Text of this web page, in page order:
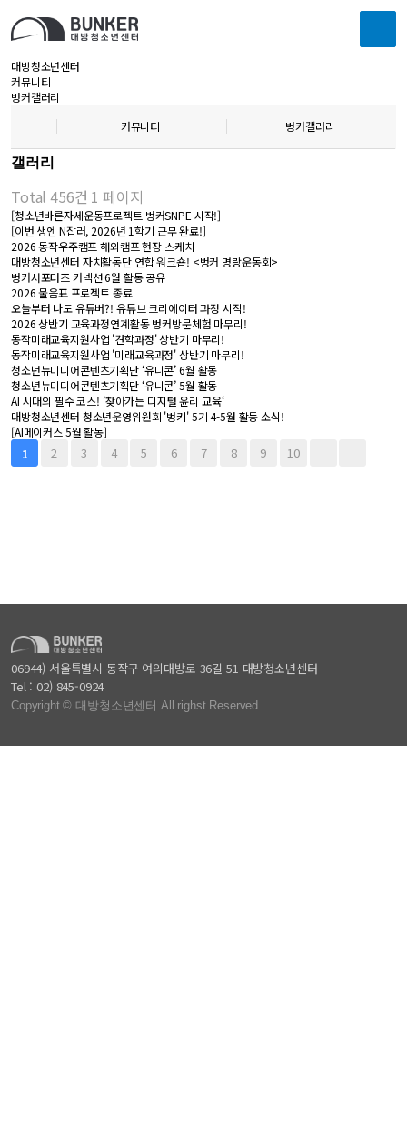
대방청소년센터
커뮤니티
벙커갤러리
커뮤니티
벙커갤러리
갤러리
Total 456건 1 페이지
[청소년바른자세운동프로젝트 벙커SNPE 시작!]
[이번 생엔 N잡러, 2026년 1학기 근무 완료!]
2026 동작우주캠프 해외캠프 현장 스케치
대방청소년센터 자치활동단 연합 워크숍! <벙커 명랑운동회>
벙커서포터즈 커넥션 6월 활동 공유
2026 물음표 프로젝트 종료
오늘부터 나도 유튜버?! 유튜브 크리에이터 과정 시작!
2026 상반기 교육과정연계활동 벙커방문체험 마무리!
동작미래교육지원사업 '견학과정' 상반기 마무리!
동작미래교육지원사업 '미래교육과정' 상반기 마무리!
청소년뉴미디어콘텐츠기획단 ‘유니콘’ 6월 활동
청소년뉴미디어콘텐츠기획단 ‘유니콘’ 5월 활동
AI 시대의 필수 코스! ’찾아가는 디지털 윤리 교육‘
대방청소년센터 청소년운영위원회 '벙키' 5기 4-5월 활동 소식!
[AI메이커스 5월 활동]
1
2 3 4 5 6 7 8 9 10
06944) 서울특별시 동작구 여의대방로 36길 51 대방청소년센터
Tel : 02) 845-0924
Copyright © 대방청소년센터 All righst Reserved.